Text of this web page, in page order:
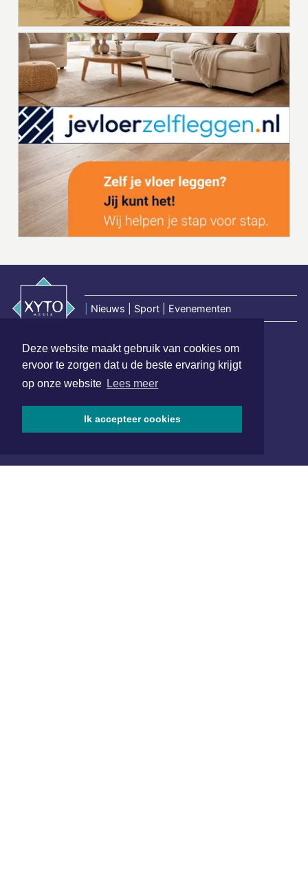
Deze website maakt gebruik van cookies om
ervoor te zorgen dat u de beste ervaring krijgt
op onze website Lees meer
Ik accepteer cookies
Nieuws | Sport | Evenementen
Hoofdvestiging:
van Benthuizenlaan 1
1701 BZ Heerhugowaard
072 8200 600
redactie@xyto.nl